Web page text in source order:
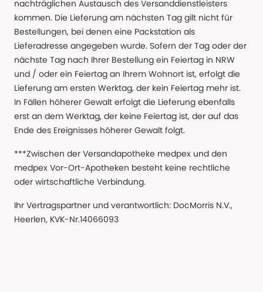
nachträglichen Austausch des Versanddienstleisters
kommen. Die Lieferung am nächsten Tag gilt nicht für
Bestellungen, bei denen eine Packstation als
Lieferadresse angegeben wurde. Sofern der Tag oder der
nächste Tag nach Ihrer Bestellung ein Feiertag in NRW
und / oder ein Feiertag an Ihrem Wohnort ist, erfolgt die
Lieferung am ersten Werktag, der kein Feiertag mehr ist.
In Fällen höherer Gewalt erfolgt die Lieferung ebenfalls
erst an dem Werktag, der keine Feiertag ist, der auf das
Ende des Ereignisses höherer Gewalt folgt.
***Zwischen der Versandapotheke medpex und den
medpex Vor-Ort-Apotheken besteht keine rechtliche
oder wirtschaftliche Verbindung.
Ihr Vertragspartner und verantwortlich: DocMorris N.V.,
Heerlen, KVK-Nr.14066093